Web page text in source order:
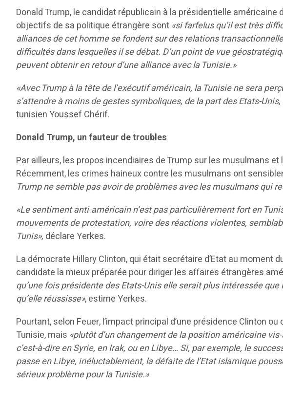
Donald Trump, le candidat républicain à la présidentielle
objectifs de sa politique étrangère sont «si farfelus qu’il est très
alliances de cet homme se fondent sur des relations
difficultés dans lesquelles il se débat. D’un point de vue
peuvent obtenir en retour d’une alliance avec la Tunisie.»
«Avec Trump à la tête de l’exécutif américain, la Tunisie ne sera
s’attendre à moins de gestes symboliques, de la part des Etats-
tunisien Youssef Chérif.
Donald Trump, un fauteur de troubles
Par ailleurs, les propos incendiaires de Trump sur les musulmans
Récemment, les crimes haineux contre les musulmans ont
Trump ne semble pas avoir de problèmes avec les musulmans qui
«Le sentiment anti-américain n’est pas particulièrement fort en
mouvements de protestation, voire des réactions violentes,
Tunis», déclare Yerkes.
La démocrate Hillary Clinton, qui était secrétaire d’Etat au
candidate la mieux préparée pour diriger les affaires étrangères
qu’une fois présidente des Etats-Unis elle serait plus intéressée
qu’elle réussisse», estime Yerkes.
Pourtant, selon Feuer, l’impact principal d’une présidence Clinton
Tunisie, mais «plutôt d’un changement de la position américaine
c’est-à-dire en Syrie, en Irak, ou en Libye… Si, par exemple, le
passe en Libye, inéluctablement, la défaite de l’Etat islamique
sérieux problème pour la Tunisie.»